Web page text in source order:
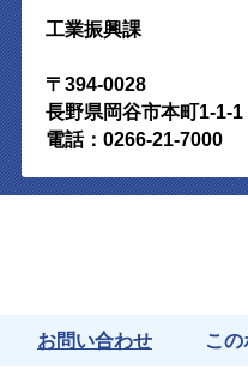
工業振興課
〒394-0028
長野県岡谷市本町1-1-1
電話：0266-21-7000
お問い合わせ こ